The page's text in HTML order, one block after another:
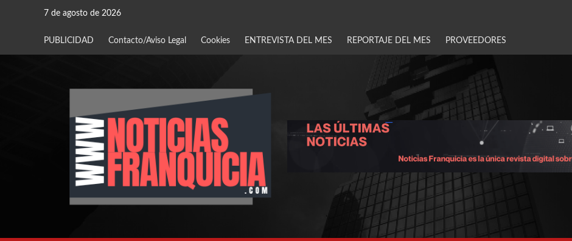
7 de agosto de 2026
PUBLICIDAD Contacto/Aviso Legal Cookies ENTREVISTA DEL MES REPORTAJE DEL MES PROVEEDORES